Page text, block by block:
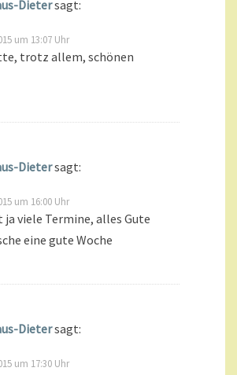
Dietersagt:
um 13:07 Uhr
trotz allem, schönen
Dietersagt:
um 16:00 Uhr
ja viele Termine, alles Gute
eine gute Woche
Dietersagt:
um 17:30 Uhr